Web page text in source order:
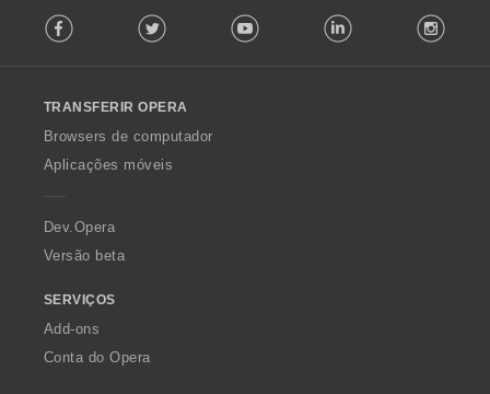
o
w
O
p
a
Facebook Twitter Youtube LinkedIn
TRANSFERIR OPERA
Browsers de computador
Aplicações móveis
Dev.Opera
Versão beta
SERVIÇOS
Add-ons
Conta do Opera